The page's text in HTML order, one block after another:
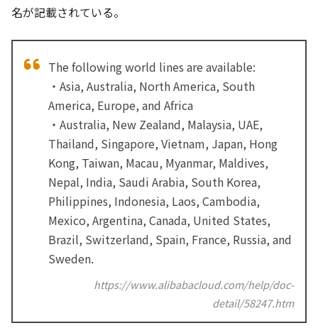
名が記載されている。
The following world lines are available:
・Asia, Australia, North America, South
America, Europe, and Africa
・Australia, New Zealand, Malaysia, UAE,
Thailand, Singapore, Vietnam, Japan, Hong
Kong, Taiwan, Macau, Myanmar, Maldives,
Nepal, India, Saudi Arabia, South Korea,
Philippines, Indonesia, Laos, Cambodia,
Mexico, Argentina, Canada, United States,
Brazil, Switzerland, Spain, France, Russia, and
Sweden.
https://www.alibabacloud.com/help/doc-
detail/58247.htm